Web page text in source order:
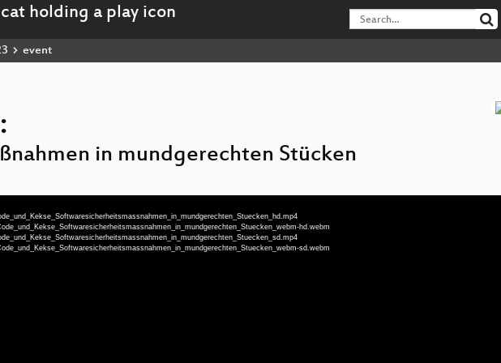
event
in mundgerechten Stücken
hd.webm
sd.webm